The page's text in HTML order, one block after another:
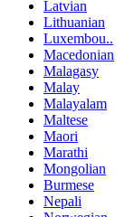
Latvian
Lithuanian
Luxembou..
Macedonian
Malagasy
Malay
Malayalam
Maltese
Maori
Marathi
Mongolian
Burmese
Nepali